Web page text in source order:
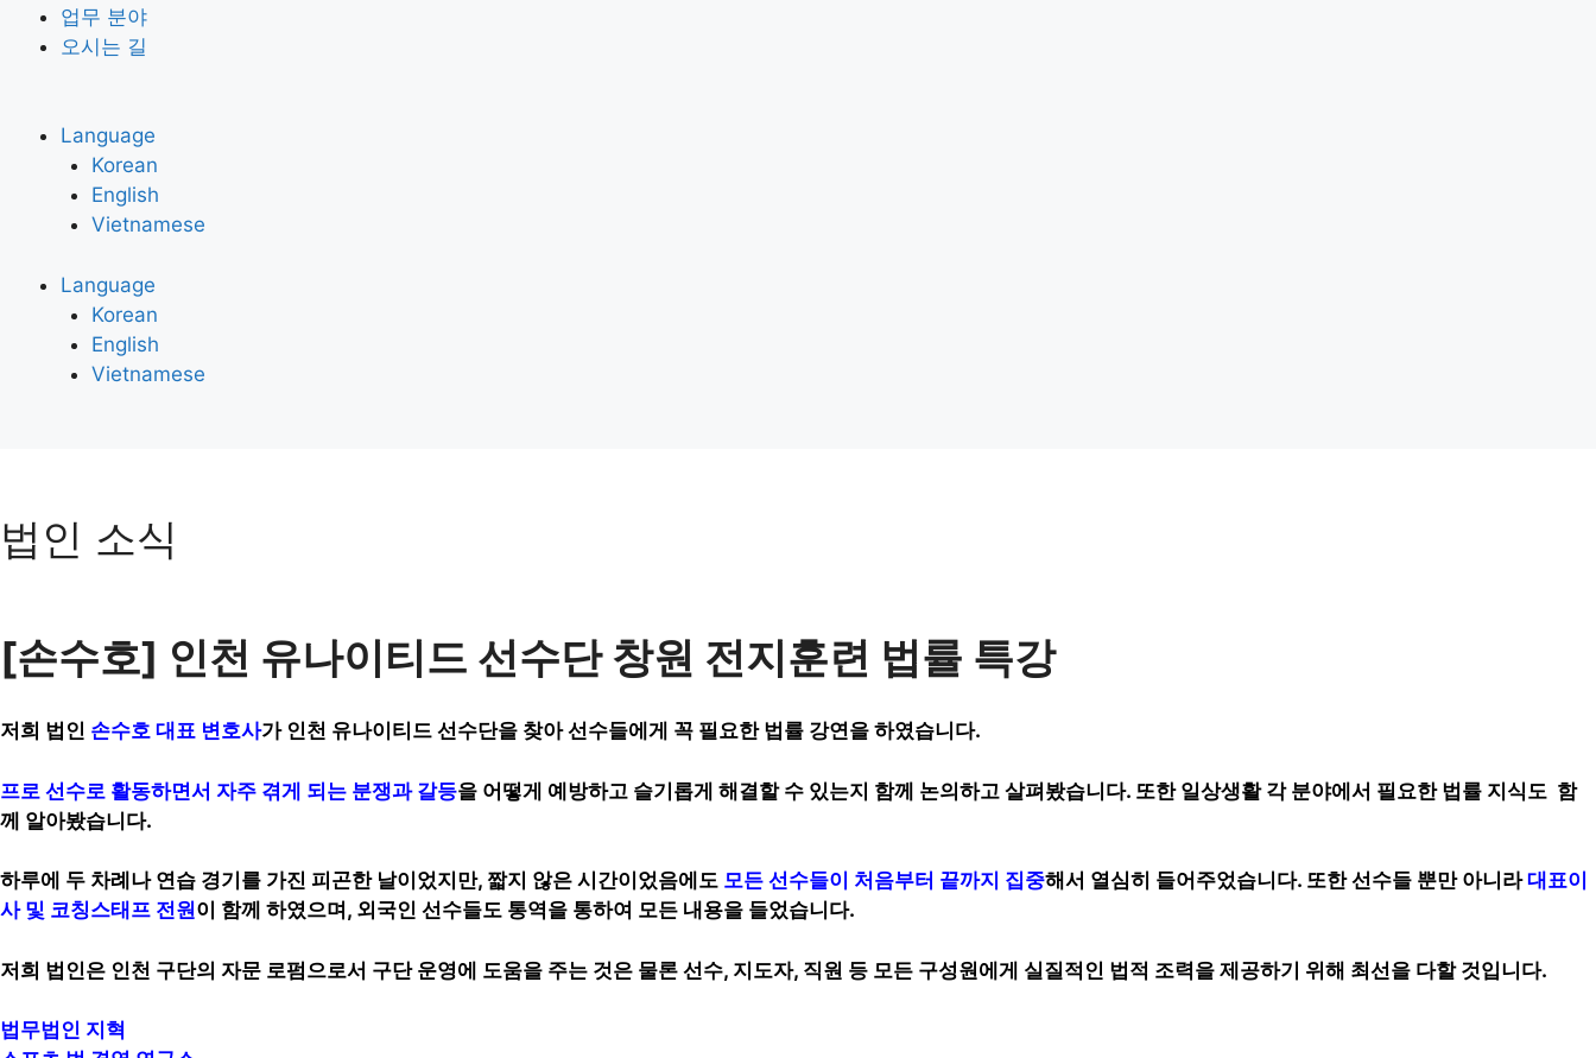
업무 분야
오시는 길
Language
Korean
English
Vietnamese
Language
Korean
English
Vietnamese
법인 소식
[손수호] 인천 유나이티드 선수단 창원 전지훈련 법률 특강
저희 법인 손수호 대표 변호사가 인천 유나이티드 선수단을 찾아 선수들에게 꼭 필요한 법률 강연을 하였습니다.
프로 선수로 활동하면서 자주 겪게 되는 분쟁과 갈등을 어떻게 예방하고 슬기롭게 해결할 수 있는지 함께 논의하고 살펴봤습니다. 또한 일상생활 각 분야에서 필요한 법률 지식도 함
께 알아봤습니다.
하루에 두 차례나 연습 경기를 가진 피곤한 날이었지만, 짧지 않은 시간이었음에도 모든 선수들이 처음부터 끝까지 집중해서 열심히 들어주었습니다. 또한 선수들 뿐만 아니라대표이
사 및 코칭스태프 전원이 함께 하였으며, 외국인 선수들도 통역을 통하여 모든 내용을 들었습니다.
저희 법인은 인천 구단의 자문 로펌으로서 구단 운영에 도움을 주는 것은 물론 선수, 지도자, 직원 등 모든 구성원에게 실질적인 법적 조력을 제공하기 위해 최선을 다할 것입니다.
법무법인 지혁